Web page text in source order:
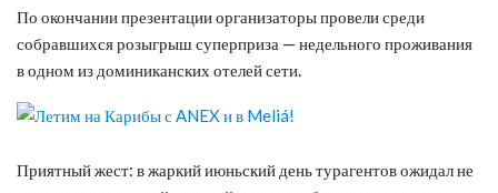
По окончании презентации организаторы провели среди
собравшихся розыгрыш суперприза — недельного проживания
в одном из доминиканских отелей сети.
Приятный жест: в жаркий июньский день турагентов ожидал не